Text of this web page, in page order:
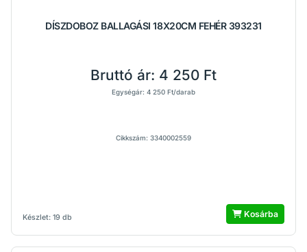
DÍSZDOBOZ BALLAGÁSI 18X20CM FEHÉR 393231
Készlet: 19 db
Bruttó ár: 4 250 Ft
Egységár: 4 250 Ft/darab
Cikkszám: 3340002559
Kosárba